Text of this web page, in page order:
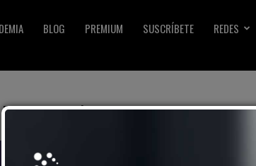
BLOG PREMIUM SUSCRÍBETE REDES